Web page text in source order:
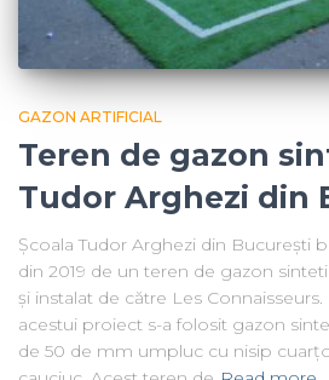
GAZON ARTIFICIAL
Teren de gazon
Tudor Arghezi din
Școala Tudor Arghezi din București
din 2019 de un teren de gazon
și instalat de către Les
acestui proiect s-a folosit gazon
de 50 de mm umpluc cu nisip